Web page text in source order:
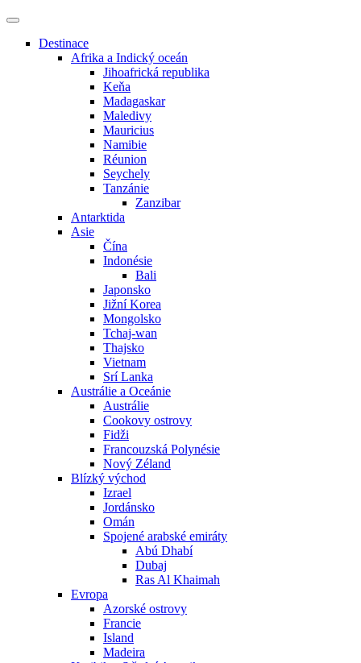
Destinace
Afrika a Indický oceán
Jihoafrická republika
Keňa
Madagaskar
Maledivy
Mauricius
Namibie
Réunion
Seychely
Tanzánie
Zanzibar
Antarktida
Asie
Čína
Indonésie
Bali
Japonsko
Jižní Korea
Mongolsko
Tchaj-wan
Thajsko
Vietnam
Srí Lanka
Austrálie a Oceánie
Austrálie
Cookovy ostrovy
Fidži
Francouzská Polynésie
Nový Zéland
Blízký východ
Izrael
Jordánsko
Omán
Spojené arabské emiráty
Abú Dhabí
Dubaj
Ras Al Khaimah
Evropa
Azorské ostrovy
Francie
Island
Madeira